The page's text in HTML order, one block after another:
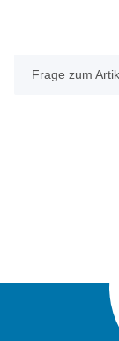
Frage zum